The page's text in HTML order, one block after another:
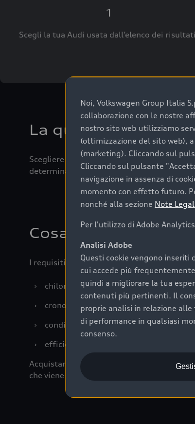
1
Scegli la tua Audi usata dall’elenco dei
La qualità di
Scegliere un’auto usata è una decisione
determinanti come la garanzia inclusa e
Cosa sapere prima
I requisiti fondamentali da considerare
›
chilometraggio: un valore contenuto
›
cronologia dei tagliandi: una
›
condizioni della carrozzeria e degli
›
efficienza meccanica: motore,
Acquistare un’auto usata in una
che viene sottoposto a 110 controlli
Noi, Volkswagen Group Italia
collaborazione con le nostre
nostro sito web utilizziamo
(ottimizzazione del sito web),
(marketing). Cliccando sul
Cliccando sul pulsante
navigazione in assenza di
momento con effetto futuro.
nonché alla sezione Note
Per l'utilizzo di Adobe
Analisi Adobe
Questi cookie vengono
cui accede più
quindi a migliorare la tua
contenuti più pertinenti. Il
proprie analisi in relazione
di performance in qualsiasi
consenso.